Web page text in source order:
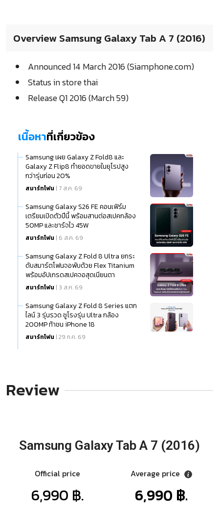
Overview Samsung Galaxy Tab A 7 (2016)
Announced 14 March 2016 (Siamphone.com)
Status in store thai
Release Q1 2016 (March 59)
เนื้อหาที่เกี่ยวข้อง
Samsung เผย Galaxy Z Fold8 และ
Galaxy Z Flip8 ทำยอดขายในยุโรปสูง
กว่ารุ่นก่อน 20%
สมาร์ทโฟน | 7 ส.ค. 69
Samsung Galaxy S26 FE คอนเฟิร์ม
เตรียมเปิดตัวปีนี้ พร้อมสานต่อสเปคกล้อง
50MP และชาร์จไว 45W
สมาร์ทโฟน | 6 ส.ค. 69
Samsung Galaxy Z Fold 8 Ultra ยกระ
ดับสมาร์ตโฟนจอพับด้วย Flex Titanium
พร้อมอัปเกรดสเปคจอสุดเนียนตา
สมาร์ทโฟน | 3 ส.ค. 69
Samsung Galaxy Z Fold 8 Series แตก
ไลน์ 3 รุ่นรวด ชูโรงรุ่น Ultra กล้อง
200MP ท้าชน iPhone 18
สมาร์ทโฟน | 29 ก.ค. 69
Review
Samsung Galaxy Tab A 7 (2016)
Official price
6,990 ฿.
Average price
6,990 ฿.